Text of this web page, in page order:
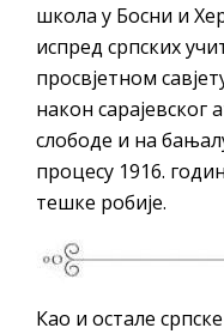
школа у Босни и
испред српских
просвјетном
након сарајевског
слободе и на
процесу 1916.
тешке робије.
Као и остале